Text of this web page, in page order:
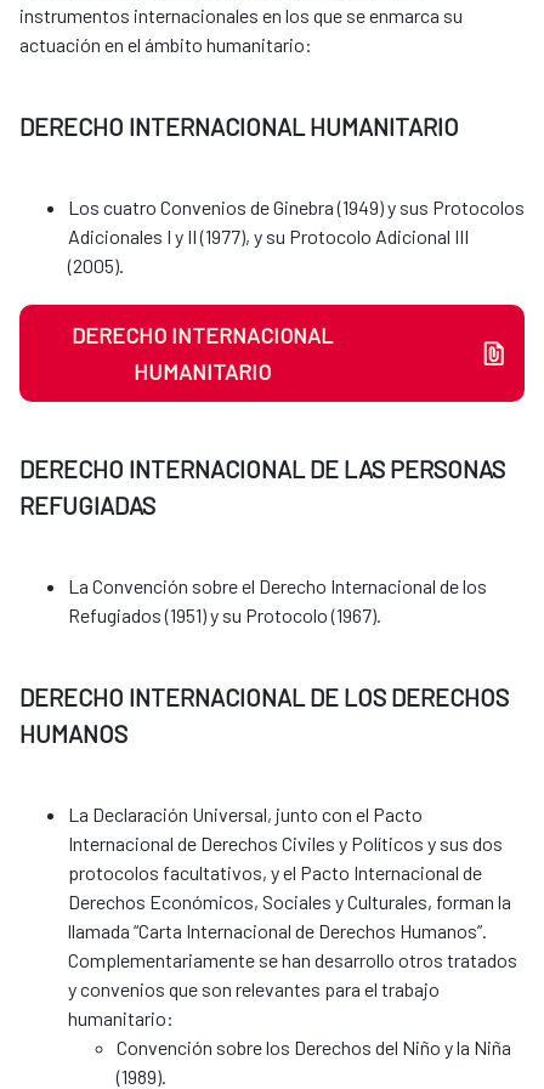
instrumentos internacionales en los que se enmarca su
actuación en el ámbito humanitario:
DERECHO INTERNACIONAL HUMANITARIO
Los cuatro Convenios de Ginebra (1949) y sus Protocolos
Adicionales I y II (1977), y su Protocolo Adicional III
(2005).
DERECHO INTERNACIONAL
HUMANITARIO
DERECHO INTERNACIONAL DE LAS PERSONAS
REFUGIADAS
La Convención sobre el Derecho Internacional de los
Refugiados (1951) y su Protocolo (1967).
DERECHO INTERNACIONAL DE LOS DERECHOS
HUMANOS
La Declaración Universal, junto con el Pacto
Internacional de Derechos Civiles y Políticos y sus dos
protocolos facultativos, y el Pacto Internacional de
Derechos Económicos, Sociales y Culturales, forman la
llamada “Carta Internacional de Derechos Humanos”.
Complementariamente se han desarrollo otros tratados
y convenios que son relevantes para el trabajo
humanitario:
Convención sobre los Derechos del Niño y la Niña
(1989).